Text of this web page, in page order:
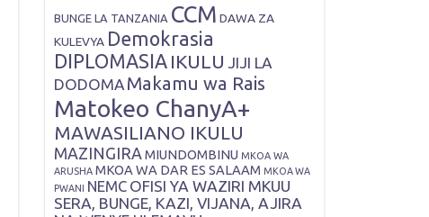
BUNGE LA TANZANIA CCM DAWA ZA
KULEVYA Demokrasia
DIPLOMASIA IKULU JIJI LA
DODOMA Makamu wa Rais
Matokeo ChanyA+
MAWASILIANO IKULU
MAZINGIRAMIUNDOMBINU MKOA WA
ARUSHA MKOA WA DAR ES SALAAM MKOA WA
PWANI NEMC OFISI YA WAZIRI MKUU
SERA, BUNGE, KAZI, VIJANA, AJIRA